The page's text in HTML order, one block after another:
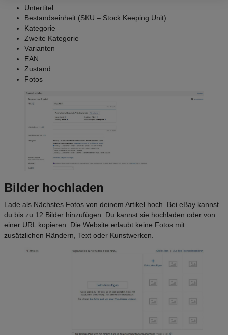
Untertitel
Bestandseinheit (SKU – Stock Keeping Unit)
Kategorie
Zweite Kategorie
Varianten
EAN
Zustand
Fotos
Bilder hochladen
Lade als Nächstes Fotos von deinem Artikel hoch. Bei eBay kannst
du bis zu 12 Bilder hinzufügen. Du kannst sie hochladen oder von
einer URL kopieren. Die Website erlaubt keine Fotos mit
zusätzlichen Rändern, Text oder Kunstwerken.